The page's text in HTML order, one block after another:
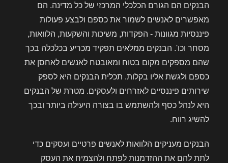
הבנקים הם הגורם הכלכלי המרכזי של כל מדינה. הם
מאפשרים לאנשים לשמור את כספם ולבצע פעולות
פיננסיות מגוונות - הפקדות, משיכות והשקעות, הלוואות,
מסחר וכו'. הבנקים ממלאים תפקיד מכריע בכלכלה בכך
שהם מספקים מקום בטוח ומאובטח לאנשים לאחסן את
כספם ולגשת אליו בקלות. תכלית הבנקים היא לספק
שירותים פיננסיים לאזרחים ולעסקים. מטרת של הבנקים
היא לנהל כסף ולהשתמש בו בצורה היעילה ביותר ובכך
להשיג רווח.
הבנקים מעניקים הלוואות לאנשים פרטיים ועסקים כדי
לתת להם את ההזדמנות לפתח ולהצמיח את העסק